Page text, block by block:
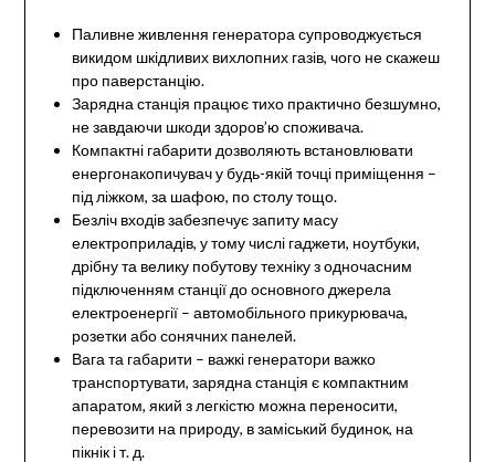
Паливне живлення генератора супроводжується
викидом шкідливих вихлопних газів, чого не скажеш
про паверстанцію.
Зарядна станція працює тихо практично безшумно,
не завдаючи шкоди здоров’ю споживача.
Компактні габарити дозволяють встановлювати
енергонакопичувач у будь-якій точці приміщення –
під ліжком, за шафою, по столу тощо.
Безліч входів забезпечує запиту масу
електроприладів, у тому числі гаджети, ноутбуки,
дрібну та велику побутову техніку з одночасним
підключенням станції до основного джерела
електроенергії – автомобільного прикурювача,
розетки або сонячних панелей.
Вага та габарити – важкі генератори важко
транспортувати, зарядна станція є компактним
апаратом, який з легкістю можна переносити,
перевозити на природу, в заміський будинок, на
пікнік і т. д.